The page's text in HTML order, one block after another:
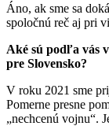
Áno, ak sme sa
spoločnú reč aj pri
Aké sú podľa vás
pre Slovensko?
V roku 2021 sme
Pomerne presne
„nechcenú vojnu“.